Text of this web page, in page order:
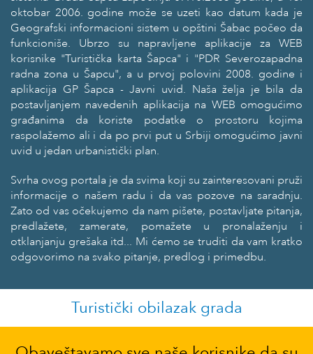
oktobar 2006. godine može se uzeti kao datum kada je
Geografski informacioni sistem u opštini Šabac počeo da
funkcioniše. Ubrzo su napravljene aplikacije za WEB
korisnike "Turistička karta Šapca" i "PDR Severozapadna
radna zona u Šapcu", a u prvoj polovini 2008. godine i
aplikacija GP Šapca - Javni uvid. Naša želja je bila da
postavljanjem navedenih aplikacija na WEB omogućimo
građanima da koriste podatke o prostoru kojima
raspolažemo ali i da po prvi put u Srbiji omogućimo javni
uvid u jedan urbanistički plan.
Svrha ovog portala je da svima koji su zainteresovani pruži
informacije o našem radu i da vas pozove na saradnju.
Zato od vas očekujemo da nam pišete, postavljate pitanja,
predlažete, zamerate, pomažete u pronalaženju i
otklanjanju grešaka itd... Mi ćemo se truditi da vam kratko
odgovorimo na svako pitanje, predlog i primedbu.
Turistički obilazak grada